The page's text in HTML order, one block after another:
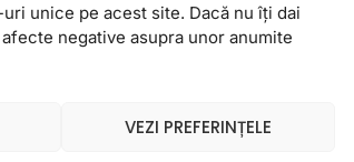
unice pe acest site. Dacă nu îți dai
negative asupra unor anumite
VEZI PREFERINȚELE